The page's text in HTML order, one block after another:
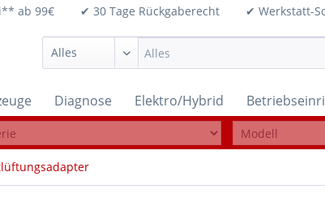
ab 99€ ✔ 30 Tage Rückgaberecht ✔
Diagnose Elektro/Hybrid